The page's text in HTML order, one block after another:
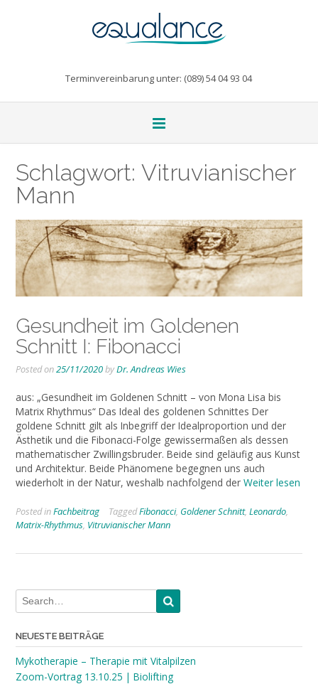
Terminvereinbarung unter: (089) 54 04 93 04
Schlagwort: Vitruvianischer
Mann
Gesundheit im Goldenen
Schnitt I: Fibonacci
Posted on25/11/2020byDr. Andreas Wies
aus: „Gesundheit im Goldenen Schnitt – von Mona Lisa bis
Matrix Rhythmus“ Das Ideal des goldenen Schnittes Der
goldene Schnitt gilt als Inbegriff der Idealproportion und der
Ästhetik und die Fibonacci-Folge gewissermaßen als dessen
mathematischer Zwillingsbruder. Beide sind geläufig aus Kunst
und Architektur. Beide Phänomene begegnen uns auch
wiederholt in der Natur, weshalb nachfolgend der Weiter lesen
Posted inFachbeitrag TaggedFibonacci, Goldener Schnitt, Leonardo,
Matrix-Rhythmus, Vitruvianischer Mann
NEUESTE BEITRÄGE
Mykotherapie – Therapie mit Vitalpilzen
Zoom-Vortrag 13.10.25 | Biolifting